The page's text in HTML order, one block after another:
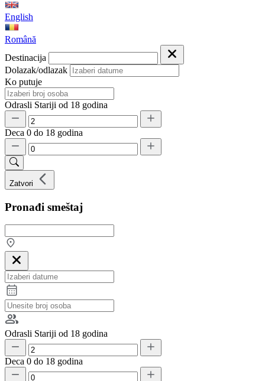
English
Română
Destinacija
Dolazak/odlazak
Ko putuje
Odrasli Stariji od 18 godina
Deca 0 do 18 godina
Zatvori
Pronađi smeštaj
Odrasli Stariji od 18 godina
Deca 0 do 18 godina